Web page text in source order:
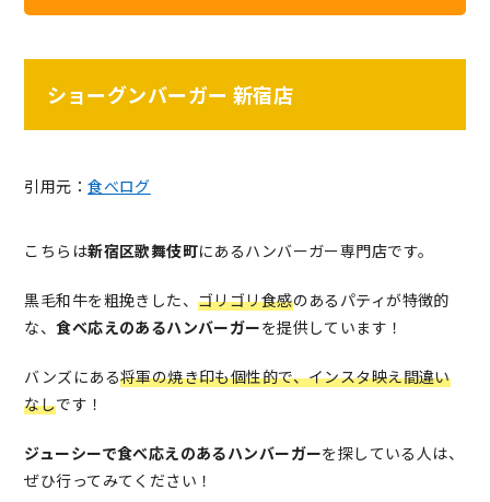
ショーグンバーガー 新宿店
引用元：食べログ
こちらは新宿区歌舞伎町にあるハンバーガー専門店です。
黒毛和牛を粗挽きした、ゴリゴリ食感のあるパティが特徴的
な、食べ応えのあるハンバーガーを提供しています！
バンズにある将軍の焼き印も個性的で、インスタ映え間違い
なしです！
ジューシーで食べ応えのあるハンバーガーを探している人は、
ぜひ行ってみてください！